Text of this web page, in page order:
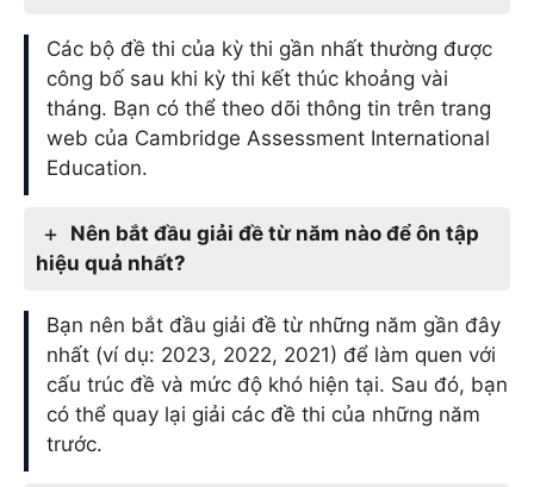
Các bộ đề thi của kỳ thi gần nhất thường được
công bố sau khi kỳ thi kết thúc khoảng vài
tháng. Bạn có thể theo dõi thông tin trên trang
web của Cambridge Assessment International
Education.
Nên bắt đầu giải đề từ năm nào để ôn tập
hiệu quả nhất?
Bạn nên bắt đầu giải đề từ những năm gần đây
nhất (ví dụ: 2023, 2022, 2021) để làm quen với
cấu trúc đề và mức độ khó hiện tại. Sau đó, bạn
có thể quay lại giải các đề thi của những năm
trước.